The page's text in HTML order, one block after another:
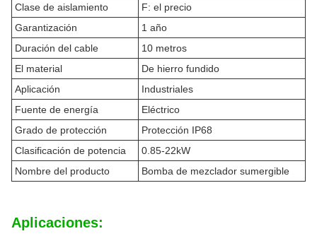
Clase de aislamiento
F: el precio
Garantización
1 año
Duración del cable
10 metros
El material
De hierro fundido
Aplicación
Industriales
Fuente de energía
Eléctrico
Grado de protección
Protección IP68
Clasificación de potencia
0.85-22kW
Nombre del producto
Bomba de mezclador sumergible
Aplicaciones: